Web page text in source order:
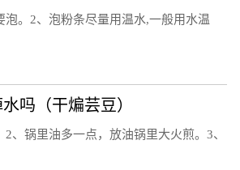
泡。2、泡粉条尽量用温水,一般用水温
吗（干煸芸豆）
、锅里油多一点，放油锅里大火煎。3、